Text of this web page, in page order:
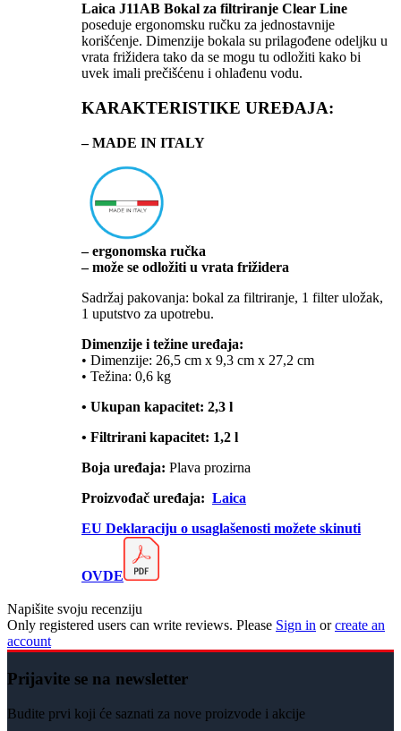
Laica J11AB Bokal za filtriranje Clear Line
poseduje ergonomsku ručku za jednostavnije
korišćenje. Dimenzije bokala su prilagođene odeljku u
vrata frižidera tako da se mogu tu odložiti kako bi
uvek imali prečišćenu i ohlađenu vodu.
KARAKTERISTIKE UREĐAJA:
– MADE IN ITALY
– ergonomska ručka
– može se odložiti u vrata frižidera
Sadržaj pakovanja: bokal za filtriranje, 1 filter uložak,
1 uputstvo za upotrebu.
Dimenzije i težine uređaja:
• Dimenzije: 26,5 cm x 9,3 cm x 27,2 cm
• Težina: 0,6 kg
• Ukupan kapacitet: 2,3 l
• Filtrirani kapacitet: 1,2 l
Boja uređaja: Plava prozirna
Proizvođač uređaja: Laica
EU Deklaraciju o usaglašenosti možete skinuti
OVDE
Napišite svoju recenziju
Only registered users can write reviews. Please Sign in orcreate an
account
Prijavite se na newsletter
Budite prvi koji će saznati za nove proizvode i akcije